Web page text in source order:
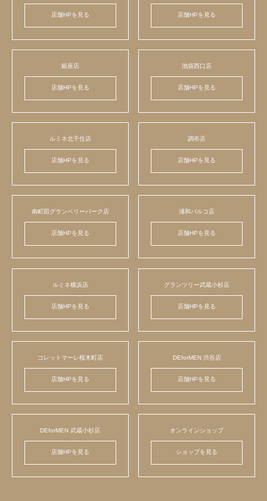
店舗HPを見る 店舗HPを見る
銀座店
店舗HPを見る
池袋西口店
店舗HPを見る
ルミネ北千住店
店舗HPを見る
調布店
店舗HPを見る
南町田グランベリーパーク店
店舗HPを見る
浦和パルコ店
店舗HPを見る
ルミネ横浜店
店舗HPを見る
グランツリー武蔵小杉店
店舗HPを見る
コレットマーレ桜木町店
店舗HPを見る
DEforMEN 渋谷店
店舗HPを見る
DEforMEN 武蔵小杉店
店舗HPを見る
オンラインショップ
ショップを見る